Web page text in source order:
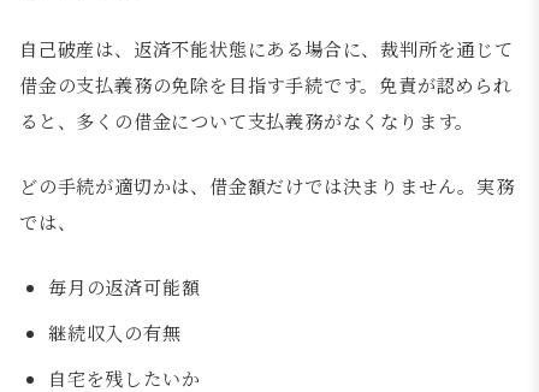
自己破産は、返済不能状態にある場合に、裁判所を通じて
借金の支払義務の免除を目指す手続です。免責が認められ
ると、多くの借金について支払義務がなくなります。
どの手続が適切かは、借金額だけでは決まりません。実務
では、
毎月の返済可能額
継続収入の有無
自宅を残したいか